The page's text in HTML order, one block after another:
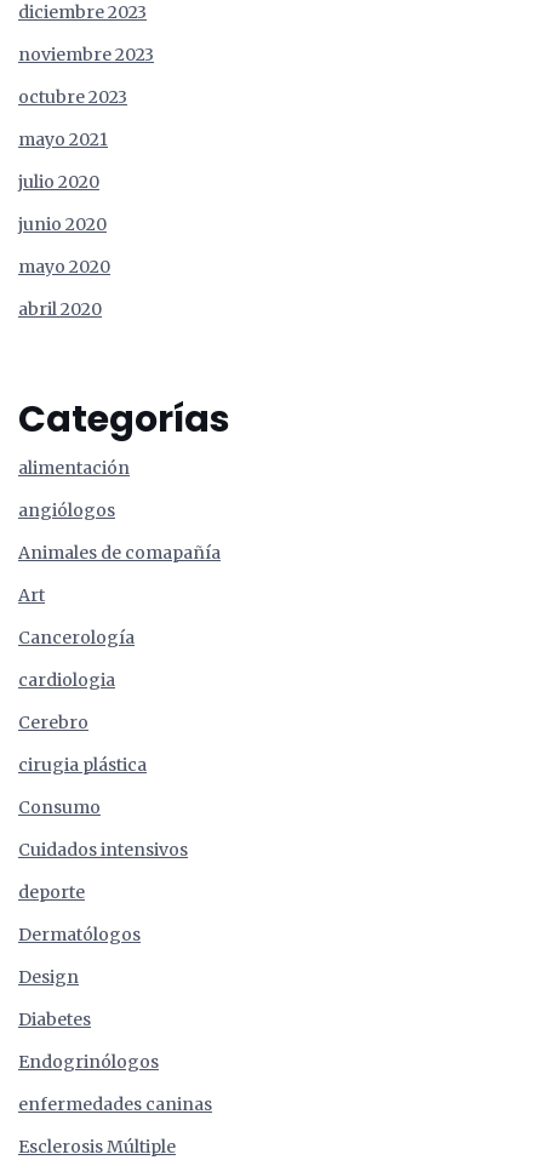
diciembre 2023
noviembre 2023
octubre 2023
mayo 2021
julio 2020
junio 2020
mayo 2020
abril 2020
Categorías
alimentación
angiólogos
Animales de comapañía
Art
Cancerología
cardiologia
Cerebro
cirugia plástica
Consumo
Cuidados intensivos
deporte
Dermatólogos
Design
Diabetes
Endogrinólogos
enfermedades caninas
Esclerosis Múltiple